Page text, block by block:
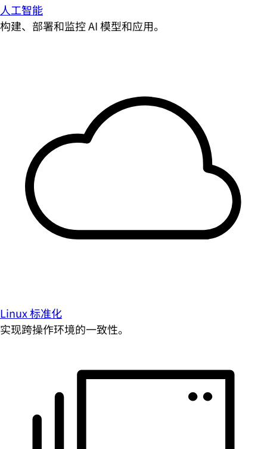
人工智能
构建、部署和监控 AI 模型和应用。
Linux 标准化
实现跨操作环境的一致性。